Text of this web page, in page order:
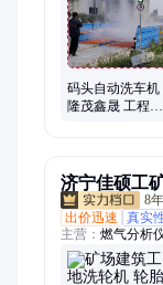
洗车槽、滚筒排
码头自动洗车机
隆茂鑫晟 工程车
济宁佳硕工
8年
出价迅速
真实
主营： 燃气分析
机载临时支护装
车机、货叉、电